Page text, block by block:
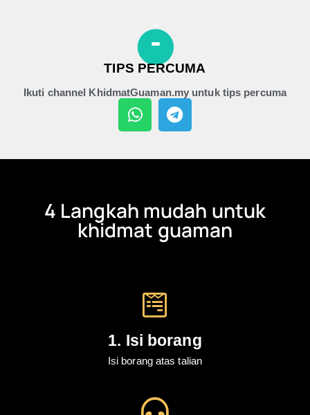
TIPS PERCUMA
Ikuti channel KhidmatGuaman.my untuk tips percuma
4 Langkah mudah untuk
khidmat guaman
1. Isi borang
Isi borang atas talian